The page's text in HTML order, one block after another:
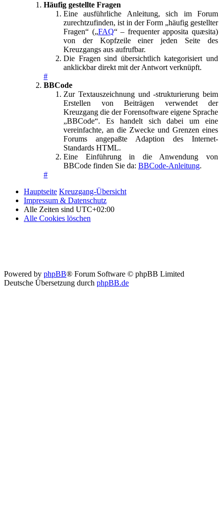
Häufig gestellte Fragen
Eine ausführliche Anleitung, sich im Forum
zurechtzufinden, ist in der Form „häufig gestellter
Fragen“ („FAQ“ – frequenter apposita quæsita)
von der Kopfzeile einer jeden Seite des
Kreuzgangs aus aufrufbar.
Die Fragen sind übersichtlich kategorisiert und
anklickbar direkt mit der Antwort verknüpft.
#
BBCode
Zur Textauszeichnung und -strukturierung beim
Erstellen von Beiträgen verwendet der
Kreuzgang die der Forensoftware eigene Sprache
„BBCode“. Es handelt sich dabei um eine
vereinfachte, an die Zwecke und Grenzen eines
Forums angepaßte Adaption des Internet-
Standards HTML.
Eine Einführung in die Anwendung von
BBCode finden Sie da: BBCode-Anleitung.
#
Hauptseite Kreuzgang-Übersicht
Impressum & Datenschutz
Alle Zeiten sind UTC+02:00
Alle Cookies löschen
Powered by phpBB® Forum Software © phpBB Limited
Deutsche Übersetzung durch phpBB.de